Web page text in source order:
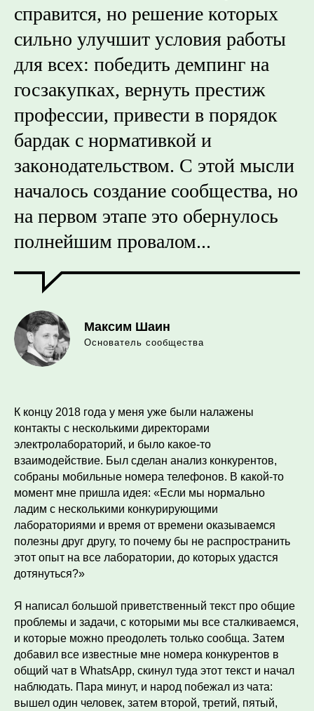
справится, но решение которых
сильно улучшит условия работы
для всех: победить демпинг на
госзакупках, вернуть престиж
профессии, привести в порядок
бардак с нормативкой и
законодательством. С этой мысли
началось создание сообщества, но
на первом этапе это обернулось
полнейшим провалом...
Максим Шаин
Основатель сообщества
К концу 2018 года у меня уже были налажены
контакты с несколькими директорами
электролабораторий, и было какое-то
взаимодействие. Был сделан анализ конкурентов,
собраны мобильные номера телефонов. В какой-то
момент мне пришла идея: «Если мы нормально
ладим с несколькими конкурирующими
лабораториями и время от времени оказываемся
полезны друг другу, то почему бы не распространить
этот опыт на все лаборатории, до которых удастся
дотянуться?»
Я написал большой приветственный текст про общие
проблемы и задачи, с которыми мы все сталкиваемся,
и которые можно преодолеть только сообща. Затем
добавил все известные мне номера конкурентов в
общий чат в WhatsApp, скинул туда этот текст и начал
наблюдать. Пара минут, и народ побежал из чата:
вышел один человек, затем второй, третий, пятый,